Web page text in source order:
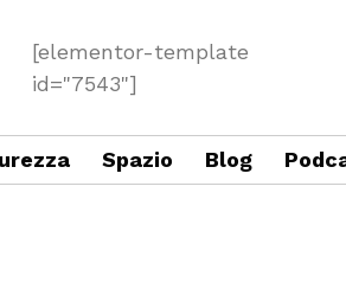
[elementor-template
id="7543"]
Spazio Blog